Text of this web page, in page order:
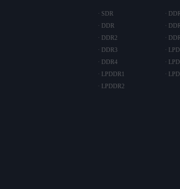
· SDR
· DDR
· DDR2
· DDR3
· DDR4
· LPDDR1
· LPDDR2
·
·
·
·
·
·